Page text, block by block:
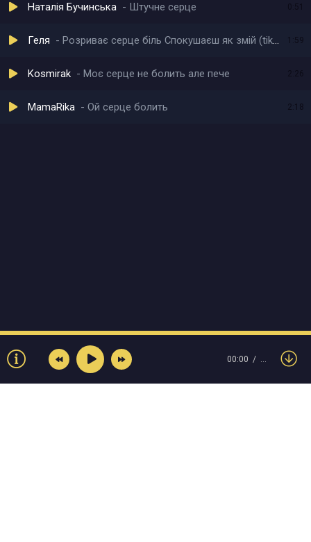
Наталія Бучинська Штучне серце
Геля Розриває серце біль Спокушаєш як змій (tiktok remix) 1:59
Kosmirak Моє серце не болить але пече
MamaRika Ой серце болить 2:18
00:00 …